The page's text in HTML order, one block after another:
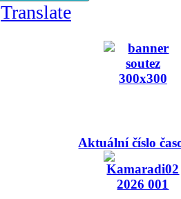
Translate
Aktuální číslo